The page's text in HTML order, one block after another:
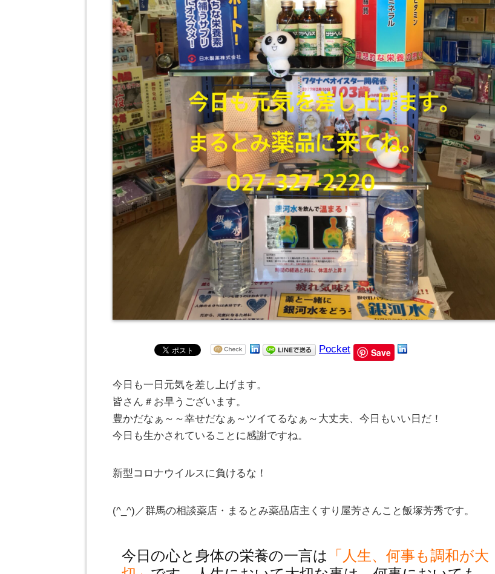
Pocket Save
今日も一日元気を差し上げます。
皆さん＃お早うございます。
豊かだなぁ～～幸せだなぁ～ツイてるなぁ～大丈夫、今日もいい日だ！
今日も生かされていることに感謝ですね。
新型コロナウイルスに負けるな！
(^_^)／群馬の相談薬店・まるとみ薬品店主くすり屋芳さんこと飯塚芳秀です。
今日の心と身体の栄養の一言は
「人生、何事も調和が大